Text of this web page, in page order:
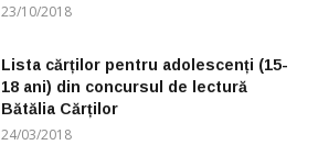
23/10/2018
Lista cărților pentru adolescenți (15-
18 ani) din concursul de lectură
Bătălia Cărților
24/03/2018